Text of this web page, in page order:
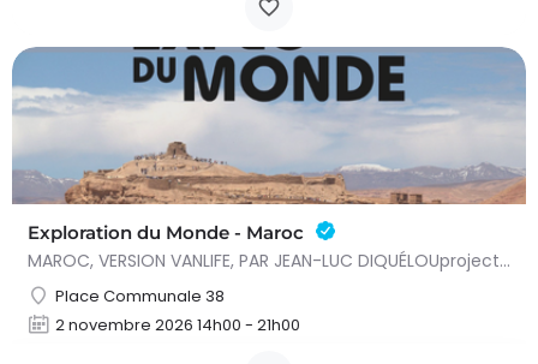
Exploration du Monde - Maroc
MAROC, VERSION VANLIFE, PAR JEAN-LUC DIQUÉLOUprojection conférence - Deux séances : 15h et 20h Voyage libre…
Place Communale 38
2 novembre 2026 14h00 - 21h00